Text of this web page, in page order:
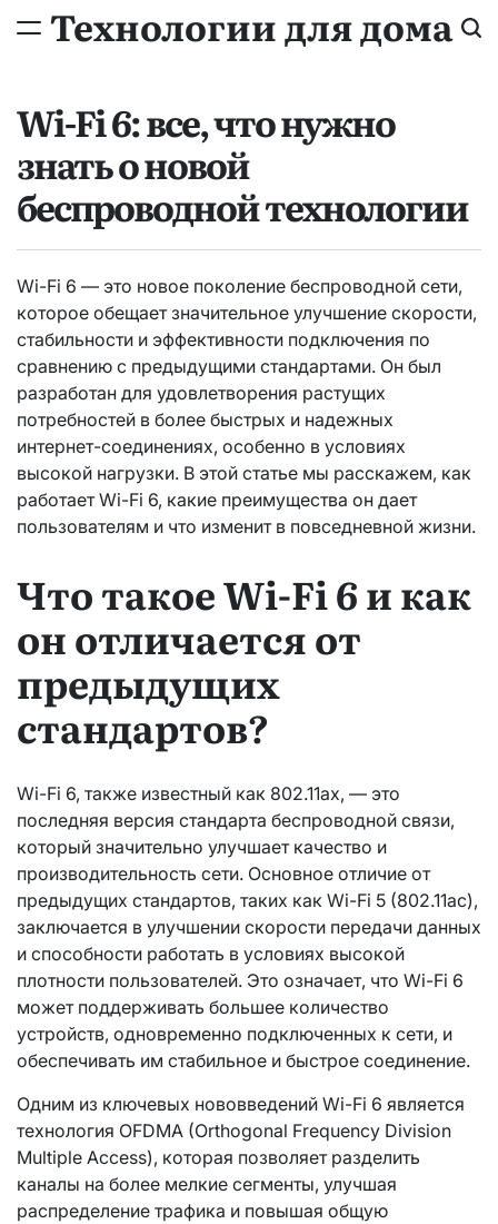
Технологии для дома
Wi-Fi 6: все, что нужно
знать о новой
беспроводной технологии
Wi-Fi 6 — это новое поколение беспроводной сети,
которое обещает значительное улучшение скорости,
стабильности и эффективности подключения по
сравнению с предыдущими стандартами. Он был
разработан для удовлетворения растущих
потребностей в более быстрых и надежных
интернет-соединениях, особенно в условиях
высокой нагрузки. В этой статье мы расскажем, как
работает Wi-Fi 6, какие преимущества он дает
пользователям и что изменит в повседневной жизни.
Что такое Wi-Fi 6 и как
он отличается от
предыдущих
стандартов?
Wi-Fi 6, также известный как 802.11ax, — это
последняя версия стандарта беспроводной связи,
который значительно улучшает качество и
производительность сети. Основное отличие от
предыдущих стандартов, таких как Wi-Fi 5 (802.11ac),
заключается в улучшении скорости передачи данных
и способности работать в условиях высокой
плотности пользователей. Это означает, что Wi-Fi 6
может поддерживать большее количество
устройств, одновременно подключенных к сети, и
обеспечивать им стабильное и быстрое соединение.
Одним из ключевых нововведений Wi-Fi 6 является
технология OFDMA (Orthogonal Frequency Division
Multiple Access), которая позволяет разделить
каналы на более мелкие сегменты, улучшая
распределение трафика и повышая общую